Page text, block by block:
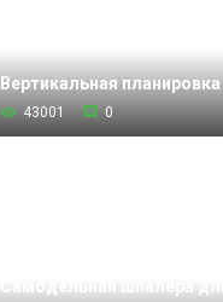
Вертикальная планировка
43001 0